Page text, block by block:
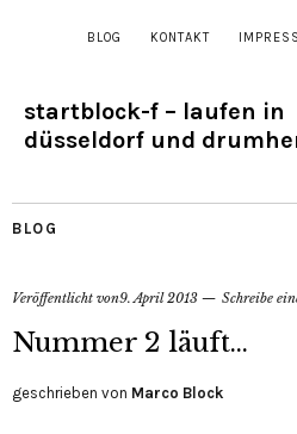
BLOG KONTAKT
startblock-f – laufen in
düsseldorf und
BLOG
Veröffentlicht von9. April 2013 Schreibe
Nummer 2 läuft…
geschrieben von Marco Block